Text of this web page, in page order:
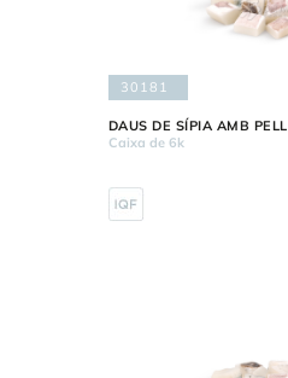
30181
DAUS DE SÍPIA AMB PELL
Caixa de 6k